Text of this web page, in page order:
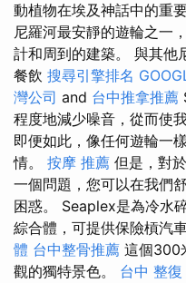
動植物在埃及神話中的重
尼羅河最安靜的遊輪之一
計和周到的建築。 與其
餐飲 搜尋引擎排名
灣公司 and 台中推拿推薦
程度地減少噪音，從而使
即便如此，像任何遊輪一
情。 按摩 推薦 但是，對
一個問題，您可以在我們
困惑。 Seaplex是為冷水
綜合體，可提供保險槓汽
體 台中整骨推薦 這個300
觀的獨特景色。 台中 整復